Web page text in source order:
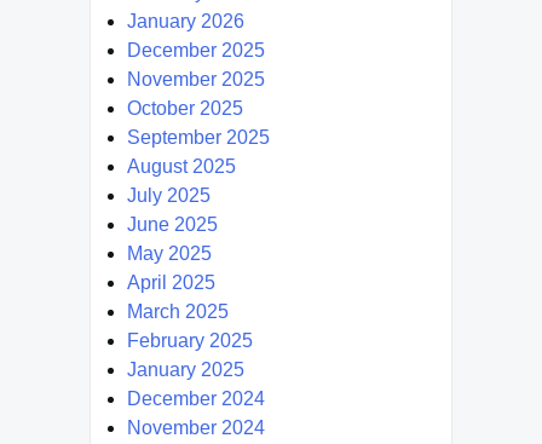
January 2026
December 2025
November 2025
October 2025
September 2025
August 2025
July 2025
June 2025
May 2025
April 2025
March 2025
February 2025
January 2025
December 2024
November 2024